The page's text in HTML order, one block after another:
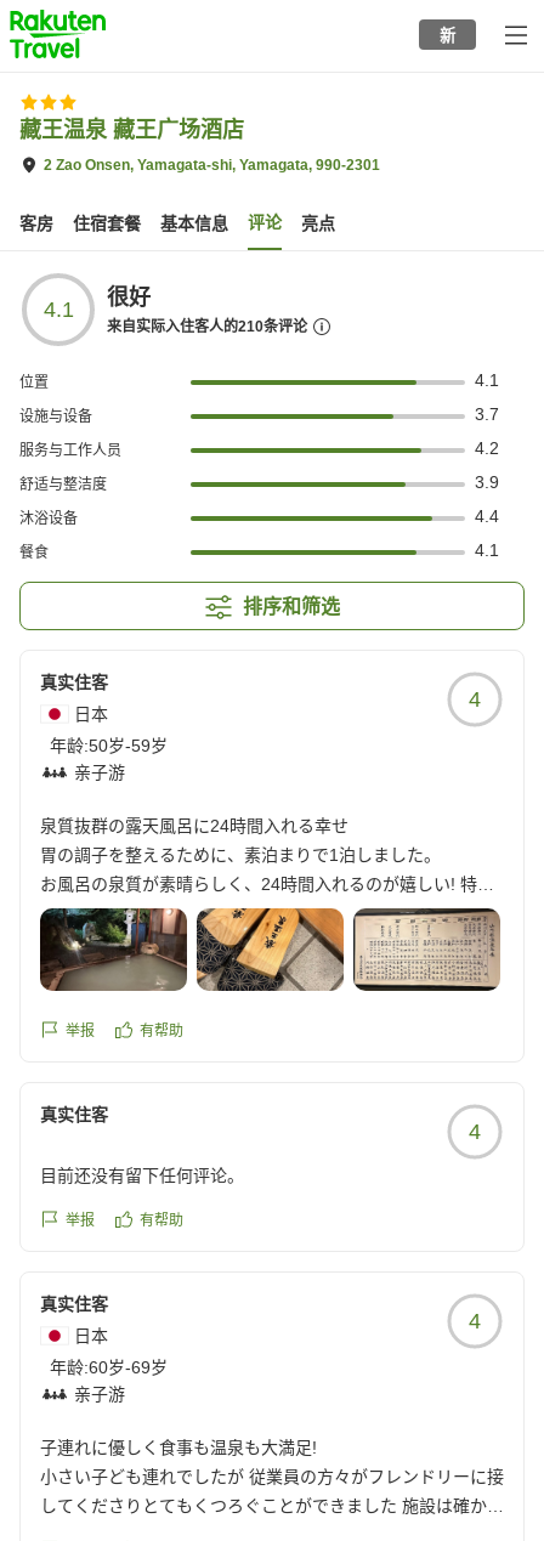
to
top
page
新
藏王温泉 藏王广场酒店
2 Zao Onsen, Yamagata-shi, Yamagata, 990-2301
客房 住宿套餐 基本信息 评论 亮点
4.1 很好
来自实际入住客人的210条评论
位置 4.1
设施与设备 3.7
服务与工作人员 4.2
舒适与整洁度 3.9
沐浴设备 4.4
餐食 4.1
排序和筛选
真实住客
日本
年龄:50岁-59岁
亲子游
4
泉質抜群の露天風呂に24時間入れる幸せ
胃の調子を整えるために、素泊まりで1泊しました。
お風呂の泉質が素晴らしく、24時間入れるのが嬉しい! 特に
庭園露天風呂が良かったです。
また違う季節にも訪れたい。
https://review.travel.rakuten.co.jp/hotel/voice/7747?
举报 有帮助
真实住客
4
目前还没有留下任何评论。
举报 有帮助
真实住客
日本
年龄:60岁-69岁
亲子游
4
子連れに優しく食事も温泉も大満足!
小さい子ども連れでしたが 従業員の方々がフレンドリーに接
してくださりとてもくつろぐことができました 施設は確かに